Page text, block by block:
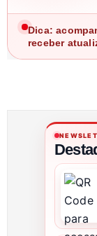
Dica:
receber